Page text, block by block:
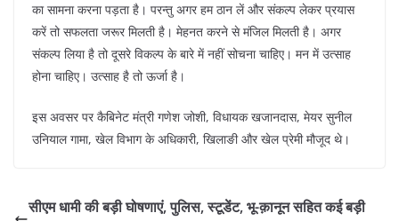
का सामना करना पड़ता है। परन्तु अगर हम ठान लें और संकल्प लेकर प्रयास
करें तो सफलता जरूर मिलती है। मेहनत करने से मंजिल मिलती है। अगर
संकल्प लिया है तो दूसरे विकल्प के बारे में नहीं सोचना चाहिए। मन में उत्साह
होना चाहिए। उत्साह है तो ऊर्जा है।
इस अवसर पर कैबिनेट मंत्री गणेश जोशी, विधायक खजानदास, मेयर सुनील
उनियाल गामा, खेल विभाग के अधिकारी, खिलाङी और खेल प्रेमी मौजूद थे।
सीएम धामी की बड़ी घोषणाएं, पुलिस, स्टूडेंट, भू-क़ानून सहित कई बड़ी